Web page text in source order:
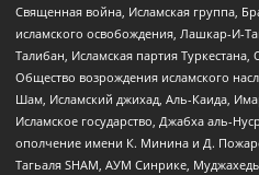
Священная война, Исламская группа,
исламского освобождения, Лашкар-И-
Талибан, Исламская партия
Общество возрождения исламского
Шам, Исламский джихад, Аль-Каида,
Исламское государство, Джабха аль-
ополчение имени К. Минина и Д.
Тагьаля SHAM, АУМ Синрике,